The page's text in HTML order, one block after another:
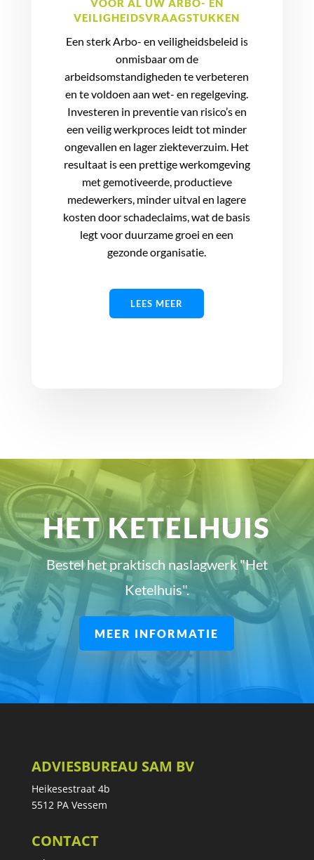
VEILIGHEIDSVRAAGSTUKKEN
Een sterk Arbo- en veiligheidsbeleid is
onmisbaar om de
arbeidsomstandigheden te verbeteren
en te voldoen aan wet- en regelgeving.
Investeren in preventie van risico’s en
een veilig werkproces leidt tot minder
ongevallen en lager ziekteverzuim. Het
resultaat is een prettige werkomgeving
met gemotiveerde, productieve
medewerkers, minder uitval en lagere
kosten door schadeclaims, wat de basis
legt voor duurzame groei en een
gezonde organisatie.
LEES MEER
HET KETELHUIS
Bestel het praktisch naslagwerk "Het
Ketelhuis".
MEER INFORMATIE
ADVIESBUREAU SAM BV
Heikesestraat 4b
5512 PA Vessem
CONTACT